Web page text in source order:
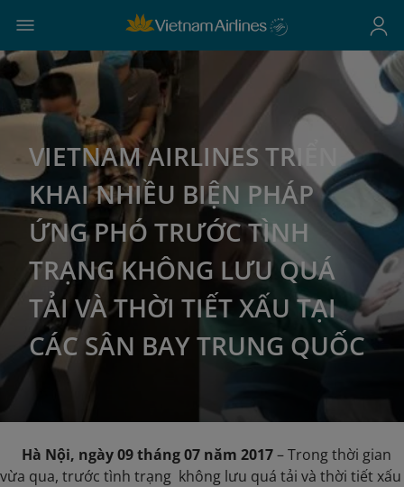
VIETNAM AIRLINES TRIỂN
KHAI NHIỀU BIỆN PHÁP
ỨNG PHÓ TRƯỚC TÌNH
TRẠNG KHÔNG LƯU QUÁ
TẢI VÀ THỜI TIẾT XẤU TẠI
CÁC SÂN BAY TRUNG QUỐC
Hà Nội, ngày 09 tháng 07 năm 2017– Trong thời gian
vừa qua, trước tình trạng không lưu quá tải và thời tiết xấu